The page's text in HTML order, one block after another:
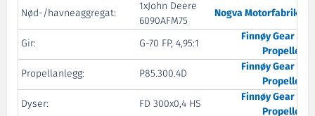
Nød-/havneaggregat:
1xJohn Deere
6090AFM75
Nogva Motorfabrikk
Gir:
G-70 FP, 4,95:1
Finnøy Gear &
Propeller
Propellanlegg:
P85.300.4D
Finnøy Gear &
Propeller
Dyser:
FD 300x0,4 HS
Finnøy Gear &
Propeller